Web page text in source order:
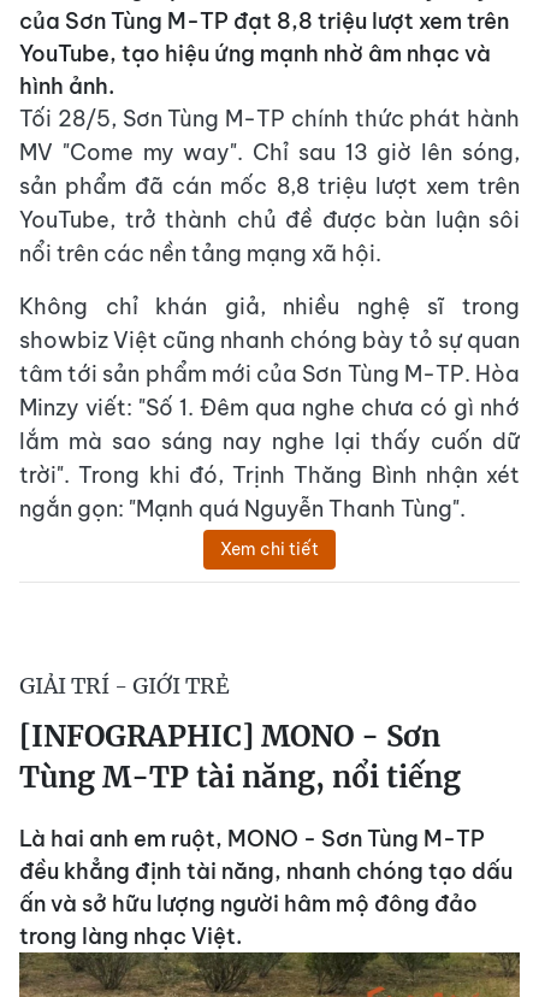
của Sơn Tùng M-TP đạt 8,8 triệu lượt xem trên
YouTube, tạo hiệu ứng mạnh nhờ âm nhạc và
hình ảnh.
Tối 28/5, Sơn Tùng M-TP chính thức phát hành
MV "Come my way". Chỉ sau 13 giờ lên sóng,
sản phẩm đã cán mốc 8,8 triệu lượt xem trên
YouTube, trở thành chủ đề được bàn luận sôi
nổi trên các nền tảng mạng xã hội.
Không chỉ khán giả, nhiều nghệ sĩ trong
showbiz Việt cũng nhanh chóng bày tỏ sự quan
tâm tới sản phẩm mới của Sơn Tùng M-TP. Hòa
Minzy viết: "Số 1. Đêm qua nghe chưa có gì nhớ
lắm mà sao sáng nay nghe lại thấy cuốn dữ
trời". Trong khi đó, Trịnh Thăng Bình nhận xét
ngắn gọn: "Mạnh quá Nguyễn Thanh Tùng".
Xem chi tiết
GIẢI TRÍ - GIỚI TRẺ
[INFOGRAPHIC] MONO - Sơn
Tùng M-TP tài năng, nổi tiếng
Là hai anh em ruột, MONO - Sơn Tùng M-TP
đều khẳng định tài năng, nhanh chóng tạo dấu
ấn và sở hữu lượng người hâm mộ đông đảo
trong làng nhạc Việt.